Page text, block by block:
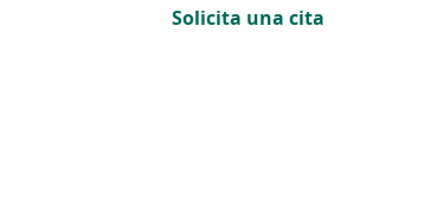
Solicita una cita